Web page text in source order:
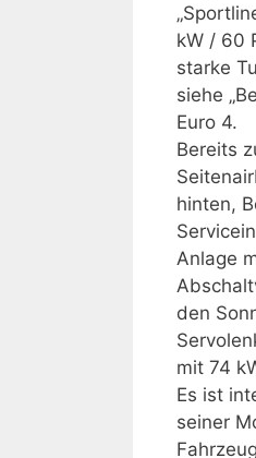
kW / 60
starke
siehe
Euro 4.
Bereits
hinten,
Anlage
den
mit 74
Es ist
seiner